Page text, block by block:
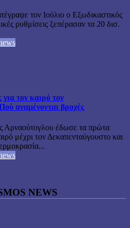
τον Ιούλιο ο Εξωδικαστικός
ρυθμίσεις ξεπέρασαν τα 20 δισ.
τον καιρό τον
αναμένονται βροχές
Αρναούτογλου έδωσε τα πρώτα
μέχρι τον Δεκαπενταύγουστο και
NEWS